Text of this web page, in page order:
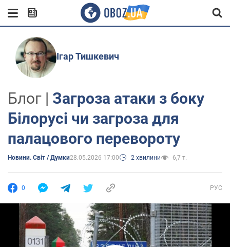
Ігар Тишкевич
Блог | Загроза атаки з боку
Білорусі чи загроза для
палацового перевороту
Новини. Світ / Думки28.05.2026 17:00 2 хвилини 6,7 т.
0 РУС